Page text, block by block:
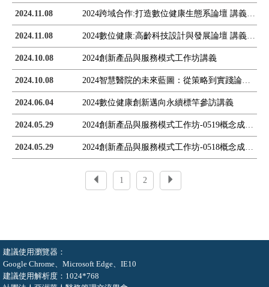
2024.11.08 2024跨域合作:打造數位健康生態系論壇 講義
2024.11.08 2024數位健康:高齡科技設計與發展論壇 講義
2024.10.08 2024創新產品與服務模式工作坊講義
2024.10.08 2024智慧醫院的未來藍圖：從策略到實踐論壇講義
2024.06.04 2024數位健康創新邁向永續標竿參訪講義
2024.05.29 2024創新產品與服務模式工作坊-0519概念成果發表
2024.05.29 2024創新產品與服務模式工作坊-0518概念成果發表
1 2
建議使用瀏覽器：
Google Chrome、Microsoft Edge、IE10
建議使用解析度：1024*768